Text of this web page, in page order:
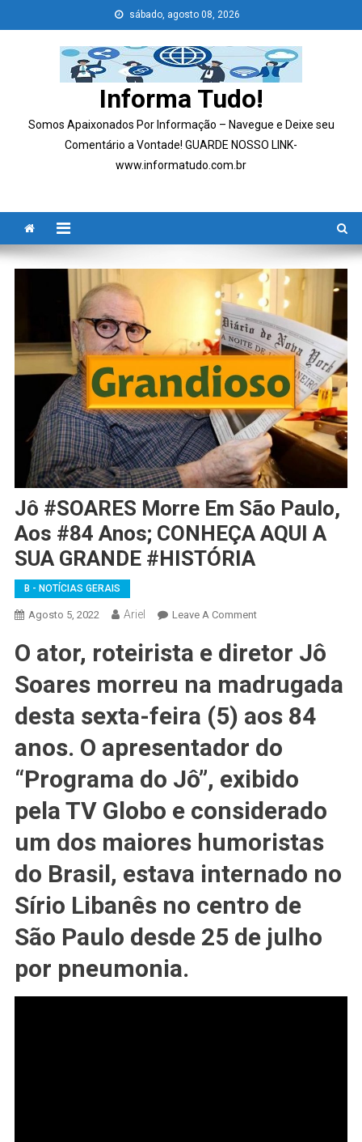
to
sábado, agosto 08, 2026
Informa Tudo!
Somos Apaixonados Por Informação – Navegue e Deixe seu
Comentário a Vontade! GUARDE NOSSO LINK-
www.informatudo.com.br
Jô #SOARES Morre Em São Paulo,
Aos #84 Anos; CONHEÇA AQUI A
SUA GRANDE #HISTÓRIA
B - NOTÍCIAS GERAIS
Agosto 5, 2022 Ariel Leave A CommentOn
#SOARES
Em
Paulo,
Aos
Anos;
CONHEÇA
AQUI
A
GRANDE
#HISTÓRIA
O ator, roteirista e diretor Jô
Soares morreu na madrugada
desta sexta-feira (5) aos 84
anos. O apresentador do
“Programa do Jô”, exibido
pela TV Globo e considerado
um dos maiores humoristas
do Brasil, estava internado no
Sírio Libanês no centro de
São Paulo desde 25 de julho
por pneumonia.